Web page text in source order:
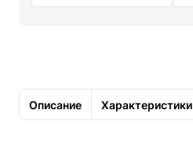
Описание Характеристики